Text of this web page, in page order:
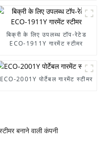
बिक्री के लिए उपलब्ध टॉप-रेटेड
ECO-1911Y गारमेंट स्टीमर
ECO-2001Y पोर्टेबल गारमेंट स्टीमर